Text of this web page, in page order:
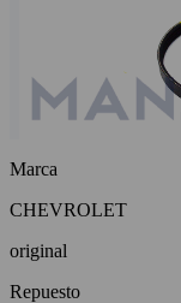
Marca
CHEVROLET
original
Repuesto